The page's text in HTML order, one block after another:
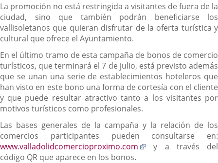
La promoción no está restringida a visitantes de fuera de la
ciudad, sino que también podrán beneficiarse los
vallisoletanos que quieran disfrutar de la oferta turística y
cultural que ofrece el Ayuntamiento.
En el último tramo de esta campaña de bonos de comercio
turísticos, que terminará el 7 de julio, está previsto además
que se unan una serie de establecimientos hoteleros que
han visto en este bono una forma de cortesía con el cliente
y que puede resultar atractivo tanto a los visitantes por
motivos turísticos como profesionales.
Las bases generales de la campaña y la relación de los
comercios participantes pueden consultarse en:
www.valladolidcomercioproximo.com
Enlace
y a través del
código QR que aparece en los bonos.